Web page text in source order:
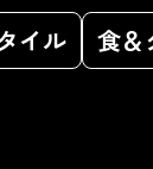
イル 食＆